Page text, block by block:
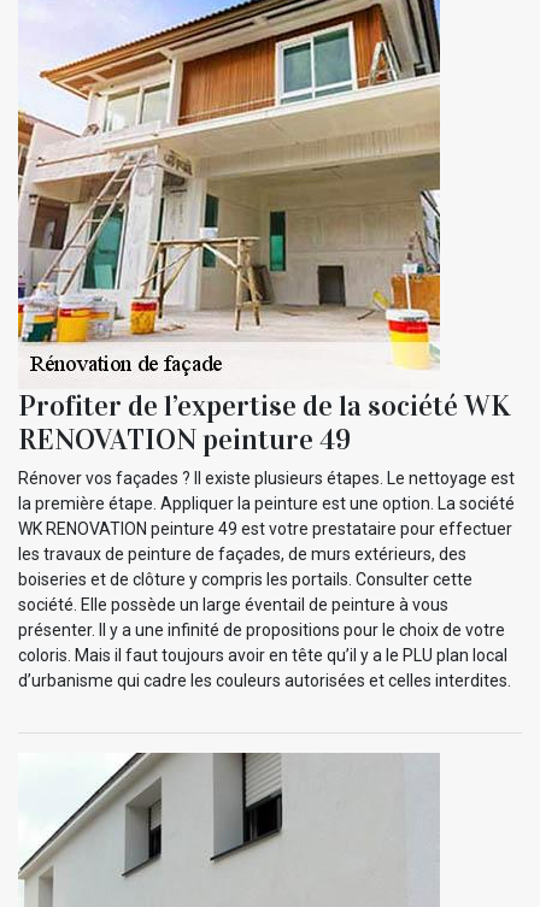
Profiter de l’expertise de la société WK
RENOVATION peinture 49
Rénover vos façades ? Il existe plusieurs étapes. Le nettoyage est
la première étape. Appliquer la peinture est une option. La société
WK RENOVATION peinture 49 est votre prestataire pour effectuer
les travaux de peinture de façades, de murs extérieurs, des
boiseries et de clôture y compris les portails. Consulter cette
société. Elle possède un large éventail de peinture à vous
présenter. Il y a une infinité de propositions pour le choix de votre
coloris. Mais il faut toujours avoir en tête qu’il y a le PLU plan local
d’urbanisme qui cadre les couleurs autorisées et celles interdites.